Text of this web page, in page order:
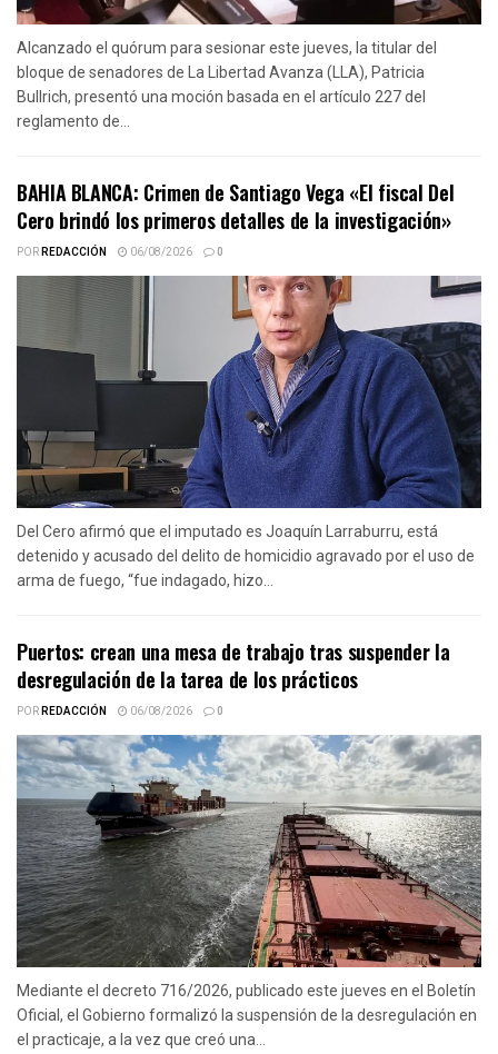
Alcanzado el quórum para sesionar este jueves, la titular del
bloque de senadores de La Libertad Avanza (LLA), Patricia
Bullrich, presentó una moción basada en el artículo 227 del
reglamento de...
BAHIA BLANCA: Crimen de Santiago Vega «El fiscal Del
Cero brindó los primeros detalles de la investigación»
PORREDACCIÓN 06/08/2026 0
Del Cero afirmó que el imputado es Joaquín Larraburru, está
detenido y acusado del delito de homicidio agravado por el uso de
arma de fuego, “fue indagado, hizo...
Puertos: crean una mesa de trabajo tras suspender la
desregulación de la tarea de los prácticos
PORREDACCIÓN 06/08/2026 0
Mediante el decreto 716/2026, publicado este jueves en el Boletín
Oficial, el Gobierno formalizó la suspensión de la desregulación en
el practicaje, a la vez que creó una...